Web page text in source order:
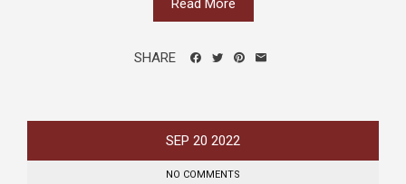
Read More
SHARE
SEP 20 2022
NO COMMENTS